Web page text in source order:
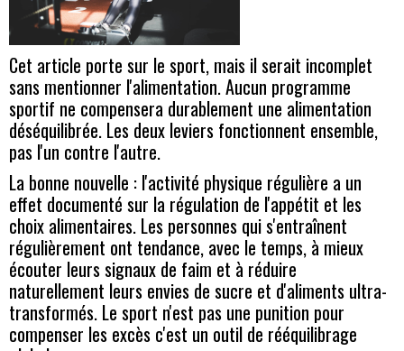
Cet article porte sur le sport, mais il serait incomplet
sans mentionner l'alimentation. Aucun programme
sportif ne compensera durablement une alimentation
déséquilibrée. Les deux leviers fonctionnent ensemble,
pas l'un contre l'autre.
La bonne nouvelle : l'activité physique régulière a un
effet documenté sur la régulation de l'appétit et les
choix alimentaires. Les personnes qui s'entraînent
régulièrement ont tendance, avec le temps, à mieux
écouter leurs signaux de faim et à réduire
naturellement leurs envies de sucre et d'aliments ultra-
transformés. Le sport n'est pas une punition pour
compenser les excès c'est un outil de rééquilibrage